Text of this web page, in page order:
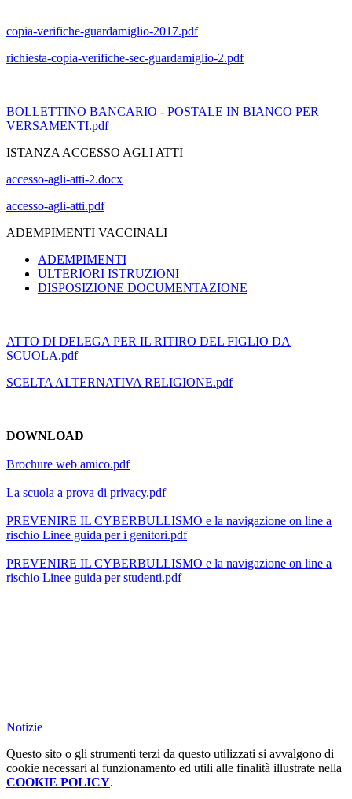
copia-verifiche-guardamiglio-2017.pdf
richiesta-copia-verifiche-sec-guardamiglio-2.pdf
BOLLETTINO BANCARIO - POSTALE IN BIANCO PER
VERSAMENTI.pdf
ISTANZA ACCESSO AGLI ATTI
accesso-agli-atti-2.docx
accesso-agli-atti.pdf
ADEMPIMENTI VACCINALI
ADEMPIMENTI
ULTERIORI ISTRUZIONI
DISPOSIZIONE DOCUMENTAZIONE
ATTO DI DELEGA PER IL RITIRO DEL FIGLIO DA
SCUOLA.pdf
SCELTA ALTERNATIVA RELIGIONE.pdf
DOWNLOAD
Brochure web amico.pdf
La scuola a prova di privacy.pdf
PREVENIRE IL CYBERBULLISMO e la navigazione on line a
rischio Linee guida per i genitori.pdf
PREVENIRE IL CYBERBULLISMO e la navigazione on line a
rischio Linee guida per studenti.pdf
Notizie
Questo sito o gli strumenti terzi da questo utilizzati si avvalgono di
cookie necessari al funzionamento ed utili alle finalità illustrate nella
COOKIE POLICY.